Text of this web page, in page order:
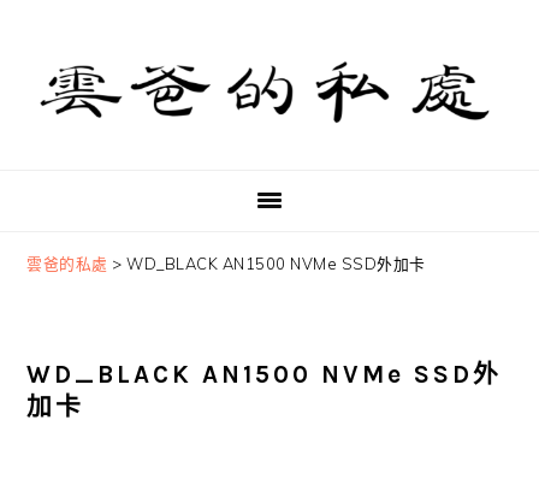
primary
navigation
content
primary
sidebar
雲爸的私處 >WD_BLACK AN1500 NVMe SSD外加卡
WD_BLACK AN1500 NVMe SSD外
加卡